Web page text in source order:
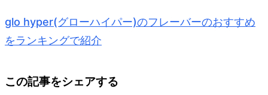
glo hyper(グローハイパー)のフレーバーのおすすめ
をランキングで紹介
この記事をシェアする